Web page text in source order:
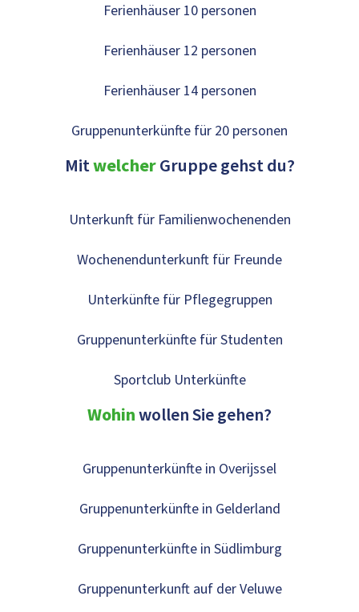
Ferienhäuser 10 personen
Ferienhäuser 12 personen
Ferienhäuser 14 personen
Gruppenunterkünfte für 20 personen
MitwelcherGruppe gehst du?
Unterkunft für Familienwochenenden
Wochenendunterkunft für Freunde
Unterkünfte für Pflegegruppen
Gruppenunterkünfte für Studenten
Sportclub Unterkünfte
Wohinwollen Sie gehen?
Gruppenunterkünfte in Overijssel
Gruppenunterkünfte in Gelderland
Gruppenunterkünfte in Südlimburg
Gruppenunterkunft auf der Veluwe